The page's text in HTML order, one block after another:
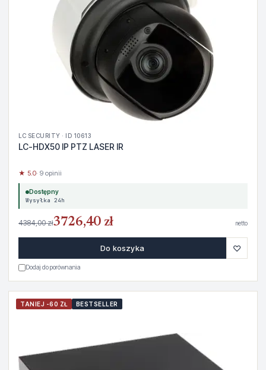
LC SECURITY · ID 10613
LC-HDX50 IP PTZ LASER IR
★ 5.0· 9 opinii
Dostępny
Wysyłka 24h
4384,00 zł3726,40 zł netto
Do koszyka ♡
Dodaj do porównania
TANIEJ -60 ZŁ BESTSELLER